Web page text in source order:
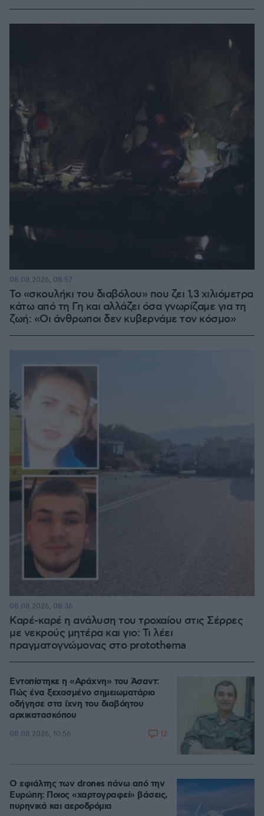
Το «σκουλήκι του διαβόλου» που ζει 1,3 χιλιόμετρα
κάτω από τη Γη και αλλάζει όσα γνωρίζαμε για τη
ζωή: «Οι άνθρωποι δεν κυβερνάμε τον κόσμο»
08.08.2026, 08:57
Καρέ-καρέ η ανάλυση του τροχαίου στις Σέρρες
με νεκρούς μητέρα και γιο: Τι λέει
πραγματογνώμονας στο protothema
08.08.2026, 08:36
Εντοπίστηκε η «Αράχνη» του Άσαντ:
Πώς ένα ξεχασμένο σημειωματάριο
οδήγησε στα ίχνη του διαβόητου
αρχικατασκόπου
08.08.2026, 10:56 12
Ο εφιάλτης των drones πάνω από την
Ευρώπη: Ποιος «χαρτογραφεί» βάσεις,
πυρηνικά και αεροδρόμια